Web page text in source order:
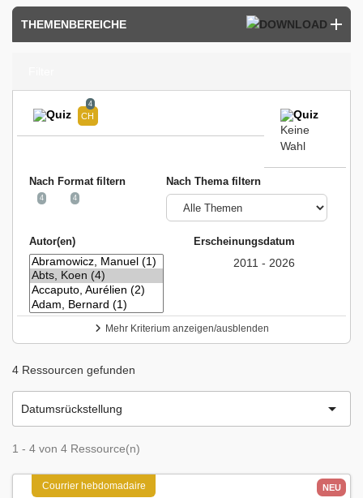
THEMENBEREICHE
4
Keine
Wahl
Nach Format filtern
4 4
Nach Thema filtern
Autor(en) Erscheinungsdatum
2011 - 2026
Mehr Kriterium anzeigen/ausblenden
4 Ressourcen gefunden
Datumsrückstellung 
1 - 4 von 4 Ressource(n)
Courrier hebdomadaire NEU